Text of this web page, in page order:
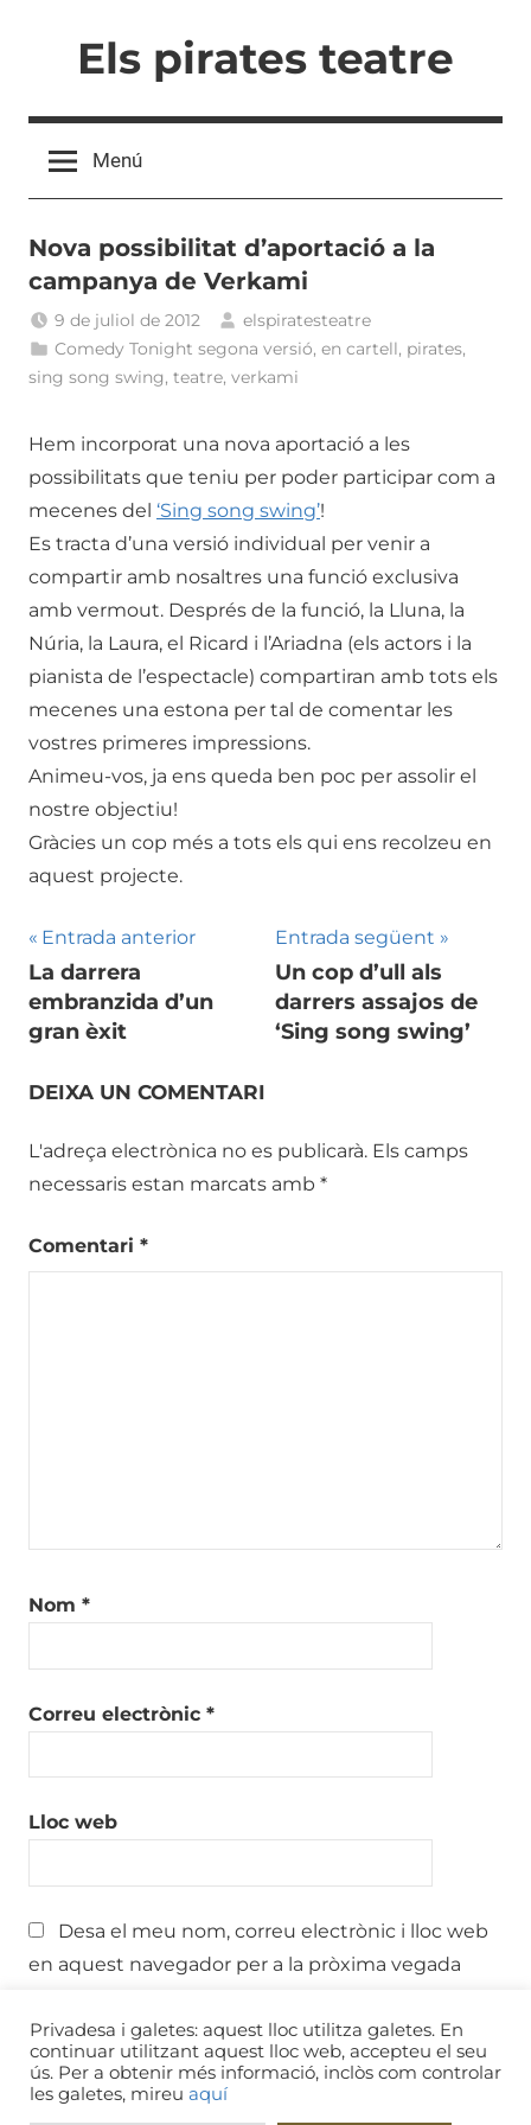
contingutEls pirates teatre
Menú
Nova possibilitat d’aportació a la
campanya de Verkami
9 de juliol de 2012
elspiratesteatre
Comedy Tonight segona versió,en cartell, pirates,
sing song swing, teatre, verkami
Hem incorporat una nova aportació a les
possibilitats que teniu per poder participar com a
mecenes del ‘Sing song swing’!
Es tracta d’una versió individual per venir a
compartir amb nosaltres una funció exclusiva
amb vermout. Després de la funció, la Lluna, la
Núria, la Laura, el Ricard i l’Ariadna (els actors i la
pianista de l’espectacle) compartiran amb tots els
mecenes una estona per tal de comentar les
vostres primeres impressions.
Animeu-vos, ja ens queda ben poc per assolir el
nostre objectiu!
Gràcies un cop més a tots els qui ens recolzeu en
aquest projecte.
Navegació
d'entrades
Entrada anterior
La darrera
embranzida d’un
gran èxit
Entrada següent
Un cop d’ull als
darrers assajos de
‘Sing song swing’
DEIXA UN COMENTARI
L'adreça electrònica no es publicarà. Els camps
necessaris estan marcats amb *
Comentari *
Nom *
Correu electrònic *
Lloc web
Desa el meu nom, correu electrònic i lloc web
en aquest navegador per a la pròxima vegada
Privadesa i galetes: aquest lloc utilitza galetes. En
continuar utilitzant aquest lloc web, accepteu el seu
ús. Per a obtenir més informació, inclòs com controlar
les galetes, mireu aquí